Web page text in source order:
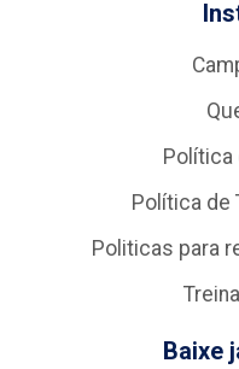
Política
Política de
Politicas para
Baixe